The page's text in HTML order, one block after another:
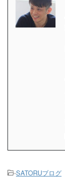
-SATORUブログ